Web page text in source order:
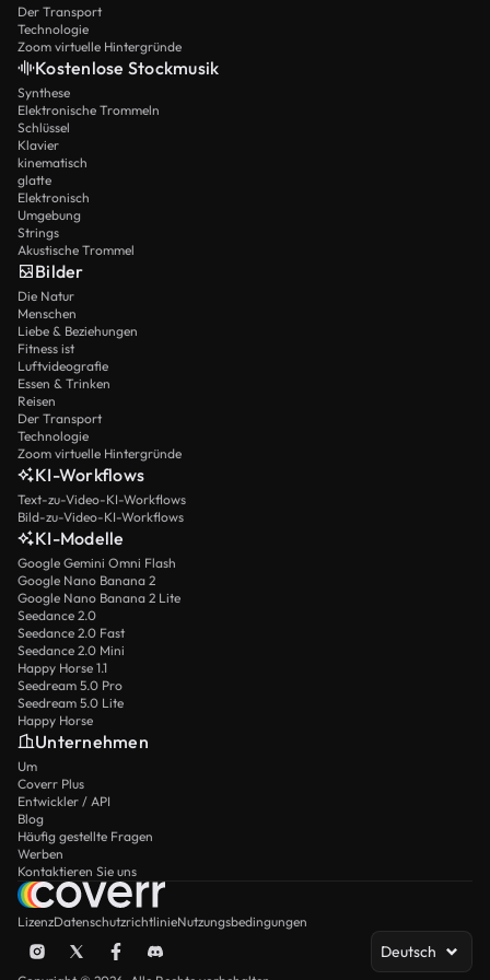
Der Transport
Technologie
Zoom virtuelle Hintergründe
Kostenlose Stockmusik
Synthese
Elektronische Trommeln
Schlüssel
Klavier
kinematisch
glatte
Elektronisch
Umgebung
Strings
Akustische Trommel
Bilder
Die Natur
Menschen
Liebe & Beziehungen
Fitness ist
Luftvideografie
Essen & Trinken
Reisen
Der Transport
Technologie
Zoom virtuelle Hintergründe
KI-Workflows
Text-zu-Video-KI-Workflows
Bild-zu-Video-KI-Workflows
KI-Modelle
Google Gemini Omni Flash
Google Nano Banana 2
Google Nano Banana 2 Lite
Seedance 2.0
Seedance 2.0 Fast
Seedance 2.0 Mini
Happy Horse 1.1
Seedream 5.0 Pro
Seedream 5.0 Lite
Happy Horse
Unternehmen
Um
Coverr Plus
Entwickler / API
Blog
Häufig gestellte Fragen
Werben
Kontaktieren Sie uns
LizenzDatenschutzrichtlinieNutzungsbedingungen
Deutsch